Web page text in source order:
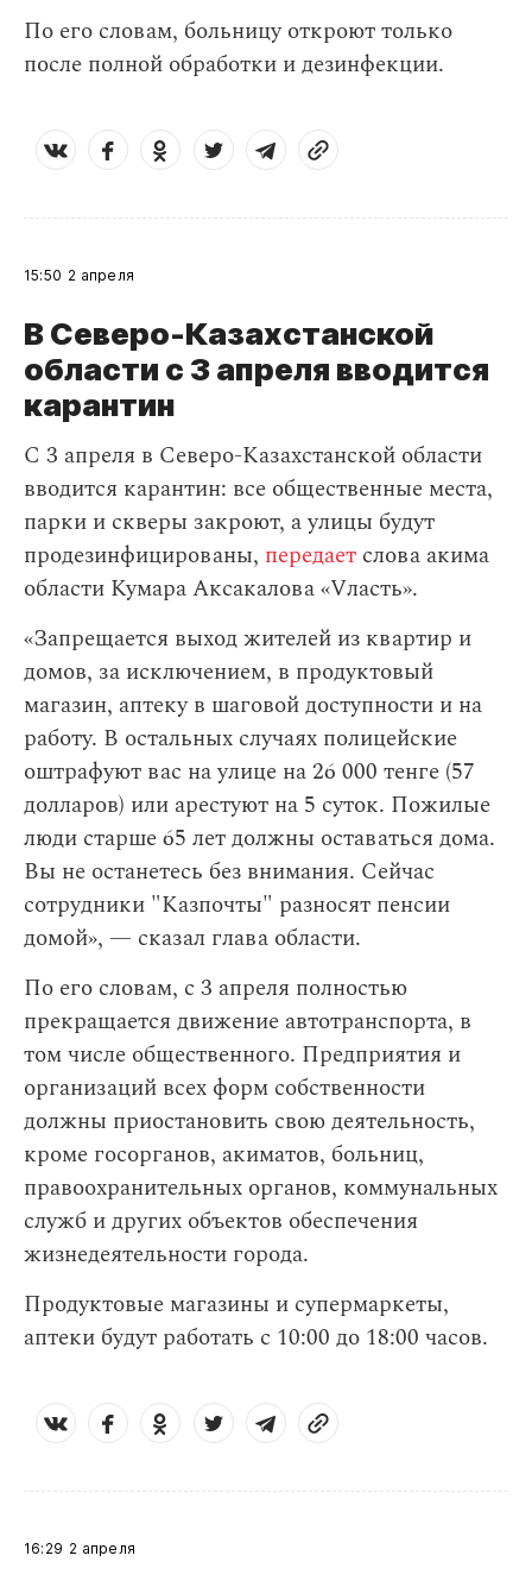
По его словам, больницу откроют только
после полной обработки и дезинфекции.
15:50 2 апреля
В Северо-Казахстанской
области с 3 апреля вводится
карантин
С 3 апреля в Северо-Казахстанской области
вводится карантин: все общественные места,
парки и скверы закроют, а улицы будут
продезинфицированы, передает слова акима
области Кумара Аксакалова «Vласть».
«Запрещается выход жителей из квартир и
домов, за исключением, в продуктовый
магазин, аптеку в шаговой доступности и на
работу. В остальных случаях полицейские
оштрафуют вас на улице на 26 000 тенге (57
долларов) или арестуют на 5 суток. Пожилые
люди старше 65 лет должны оставаться дома.
Вы не останетесь без внимания. Сейчас
сотрудники "Казпочты" разносят пенсии
домой», — сказал глава области.
По его словам, с 3 апреля полностью
прекращается движение автотранспорта, в
том числе общественного. Предприятия и
организаций всех форм собственности
должны приостановить свою деятельность,
кроме госорганов, акиматов, больниц,
правоохранительных органов, коммунальных
служб и других объектов обеспечения
жизнедеятельности города.
Продуктовые магазины и супермаркеты,
аптеки будут работать с 10:00 до 18:00 часов.
16:29 2 апреля